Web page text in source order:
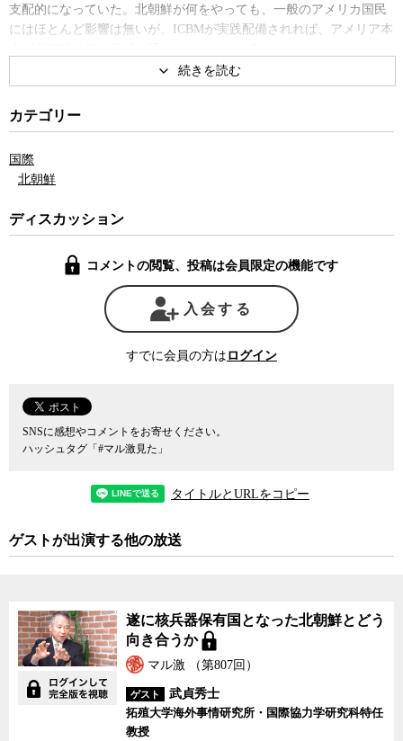
支配的になっていた。北朝鮮が何をやっても、一般のアメリカ国民
にはほとんど影響は無いが、ICBMが実践配備されれば、アメリア本
しかし、北朝鮮が7月4日、28日と二度にわたるICBMの発射実験を
行った後も、アメリカが強硬手段に出そうな気配は見られない。そ
ればかりか、ティラーソン国務長官などは、北朝鮮の脅威が増すに
早ければ2018年中にも北朝鮮がアメリア本土にも届くICBMの開発
る日米韓の3か国にはどのような選択肢が残されているのだろうか。
防衛研究所時代から希代の朝鮮半島ウォッチャーとして知られる
武貞秀士・拓殖大学特任教授は、そもそも事態がこのような切羽詰
まった状況に陥る遥か以前から、今日のこの状況を予想し、「北朝
鮮問題は対話を通じて解決するしかない」と主張してきた。そんな
武貞氏の主張は、拉致問題を抱え対北朝鮮強硬論が根強い日本では
「弱腰」との批判を受けてきたが、ここに来て事態は氏の主張した
北朝鮮と交渉すべきという主張は、2つの楽観論を前提とする強硬
論にかき消されてきた。一つ目の楽観論は、強く出ていれば北朝鮮
う一つは、いざとなればアメリアは黙っていないはずだという他力
本願の楽観論だった。
また、事態がここまで来てしまった背景には、北朝鮮が開発を急
ないだろう。
しかし、こうした希望的観測はことごとく外れ、北朝鮮が現実に
核兵器を保有し、弾道弾ミサイルも手にしようとしている。それで
も武貞氏は、やはり対話を通じて核兵器やミサイルの脅威を押さえ
込んでいくしかないと、これまでの主張を繰り返す。
カテゴリー
国際
北朝鮮
ディスカッション
コメントの閲覧、投稿は会員限定の機能です
入会する
すでに会員の方は ログイン
SNSに感想やコメントをお寄せください。
ハッシュタグ「#マル激見た」
タイトルとURLをコピー
ゲストが出演する他の放送
遂に核兵器保有国となった北朝鮮とどう
向き合うか
マル激 （第807回）
ゲスト
武貞秀士
拓殖大学海外事情研究所・国際協力学研究科特任
教授